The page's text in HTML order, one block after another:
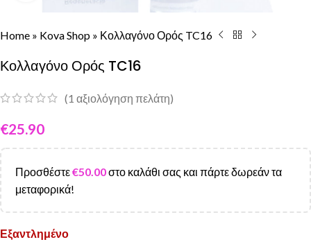
Home » Kova Shop » Κολλαγόνο Ορός TC16
Κολλαγόνο Ορός TC16
(1 αξιολόγηση πελάτη)
€25.90
Προσθέστε€50.00στο καλάθι σας και πάρτε δωρεάν τα
μεταφορικά!
Εξαντλημένο